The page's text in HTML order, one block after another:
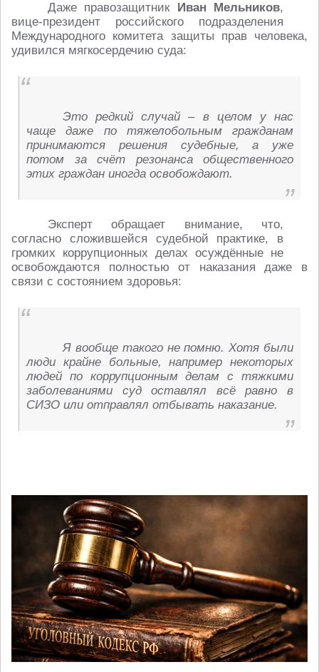
Даже правозащитник Иван Мельников,
вице-президент российского подразделения
Международного комитета защиты прав человека,
удивился мягкосердечию суда:
Это редкий случай – в целом у нас
чаще даже по тяжелобольным гражданам
принимаются решения судебные, а уже
потом за счёт резонанса общественного
этих граждан иногда освобождают.
Эксперт обращает внимание, что,
согласно сложившейся судебной практике, в
громких коррупционных делах осуждённые не
освобождаются полностью от наказания даже в
связи с состоянием здоровья:
Я вообще такого не помню. Хотя были
люди крайне больные, например некоторых
людей по коррупционным делам с тяжкими
заболеваниями суд оставлял всё равно в
СИЗО или отправлял отбывать наказание.